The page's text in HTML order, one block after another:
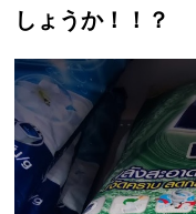
しょうか！！？